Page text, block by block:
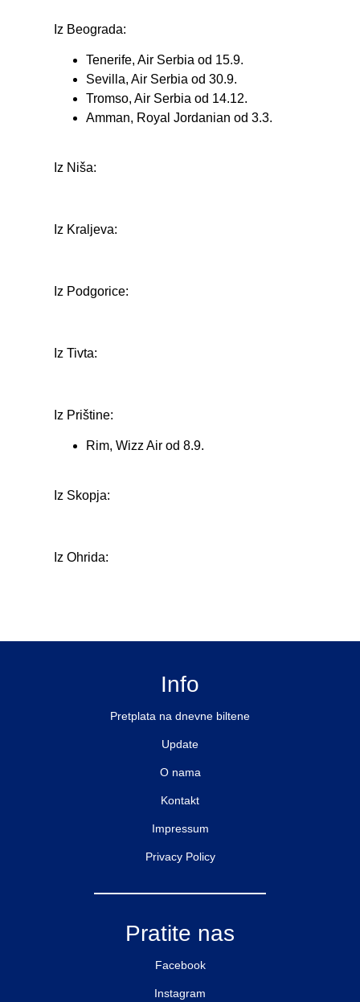
Iz Beograda:
Tenerife, Air Serbia od 15.9.
Sevilla, Air Serbia od 30.9.
Tromso, Air Serbia od 14.12.
Amman, Royal Jordanian od 3.3.
Iz Niša:
Iz Kraljeva:
Iz Podgorice:
Iz Tivta:
Iz Prištine:
Rim, Wizz Air od 8.9.
Iz Skopja:
Iz Ohrida:
Info
Pretplata na dnevne biltene
Update
O nama
Kontakt
Impressum
Privacy Policy
Pratite nas
Facebook
Instagram